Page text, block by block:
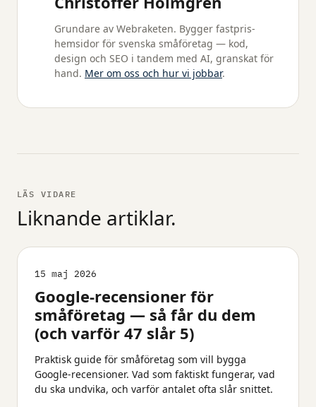
Grundare av Webraketen. Bygger fastpris-
hemsidor för svenska småföretag — kod,
design och SEO i tandem med AI, granskat för
hand. Mer om oss och hur vi jobbar.
LÄS VIDARE
Liknande artiklar.
15 maj 2026
Google-recensioner för
småföretag — så får du dem
(och varför 47 slår 5)
Praktisk guide för småföretag som vill bygga
Google-recensioner. Vad som faktiskt fungerar, vad
du ska undvika, och varför antalet ofta slår snittet.